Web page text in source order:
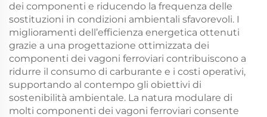
dei componenti e riducendo la frequenza delle
sostituzioni in condizioni ambientali sfavorevoli. I
miglioramenti dell’efficienza energetica ottenuti
grazie a una progettazione ottimizzata dei
componenti dei vagoni ferroviari contribuiscono a
ridurre il consumo di carburante e i costi operativi,
supportando al contempo gli obiettivi di
sostenibilità ambientale. La natura modulare di
molti componenti dei vagoni ferroviari consente